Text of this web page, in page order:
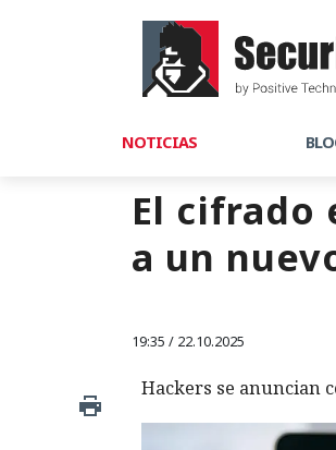
NOTICIAS
El cifrado
a un
19:35 / 22.10.2025
Hackers se anuncian